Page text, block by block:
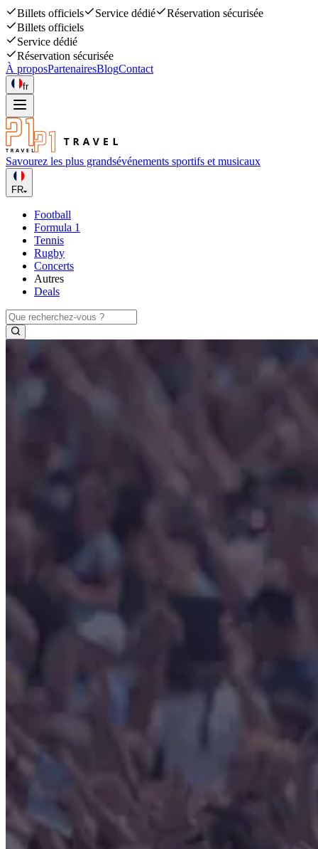
Billets officiels Service dédié
Réservation sécurisée
Billets officiels
Service dédié
Réservation sécurisée
À proposPartenairesBlogContact
fr
Savourez les plus grandsévénements sportifs et musicaux
FR
Football
Formula 1
Tennis
Rugby
Concerts
Autres
Deals